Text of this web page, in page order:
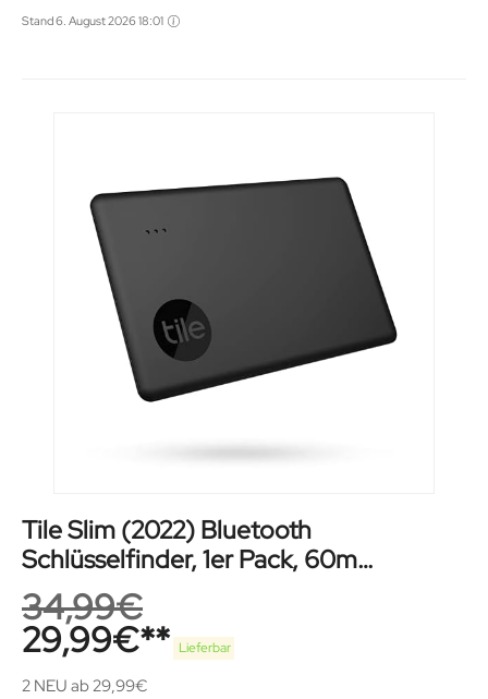
Stand 6. August 2026 18:01
Tile Slim (2022) Bluetooth
Schlüsselfinder, 1er Pack, 60m
Reichweite, inkl. Community
Suchfunktion, iOS und Android App,
kompatibel mit Alexa und Google
Home, schwarz
34,99€
29,99€ Lieferbar
2 NEU ab 29,99€